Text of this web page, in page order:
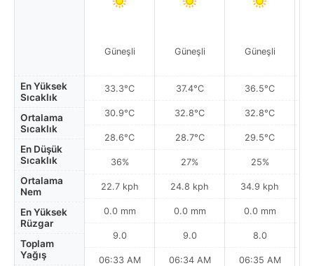
En Yüksek
Sıcaklık
Ortalama
Sıcaklık
En Düşük
Sıcaklık
Ortalama
Nem
En Yüksek
Rüzgar
Toplam
Yağış
Güneşli
33.3°C
30.9°C
28.6°C
36%
22.7 kph
0.0 mm
9.0
06:33 AM
Güneşli
37.4°C
32.8°C
28.7°C
27%
24.8 kph
0.0 mm
9.0
06:34 AM
Güneşli
36.5°C
32.8°C
29.5°C
25%
34.9 kph
0.0 mm
8.0
06:35 AM